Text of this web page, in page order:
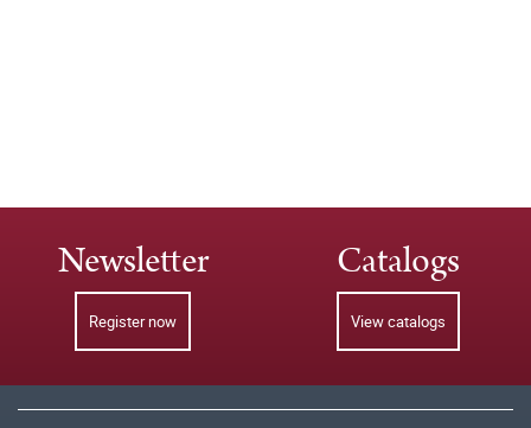
Newsletter
Register now
Catalogs
View catalogs